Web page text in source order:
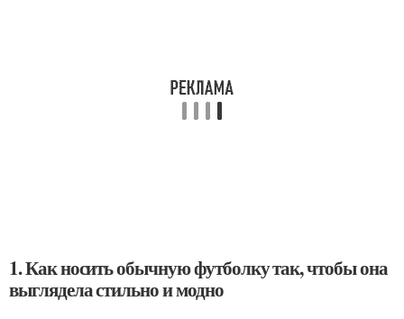
1. Как носить обычную футболку так, чтобы она
выглядела стильно и модно